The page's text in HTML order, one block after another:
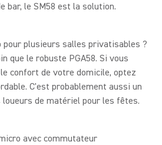
bar, le SM58 est la solution.
pour plusieurs salles privatisables ?
que le robuste PGA58. Si vous
confort de votre domicile, optez
C'est probablement aussi un
de matériel pour les fêtes.
avec commutateur